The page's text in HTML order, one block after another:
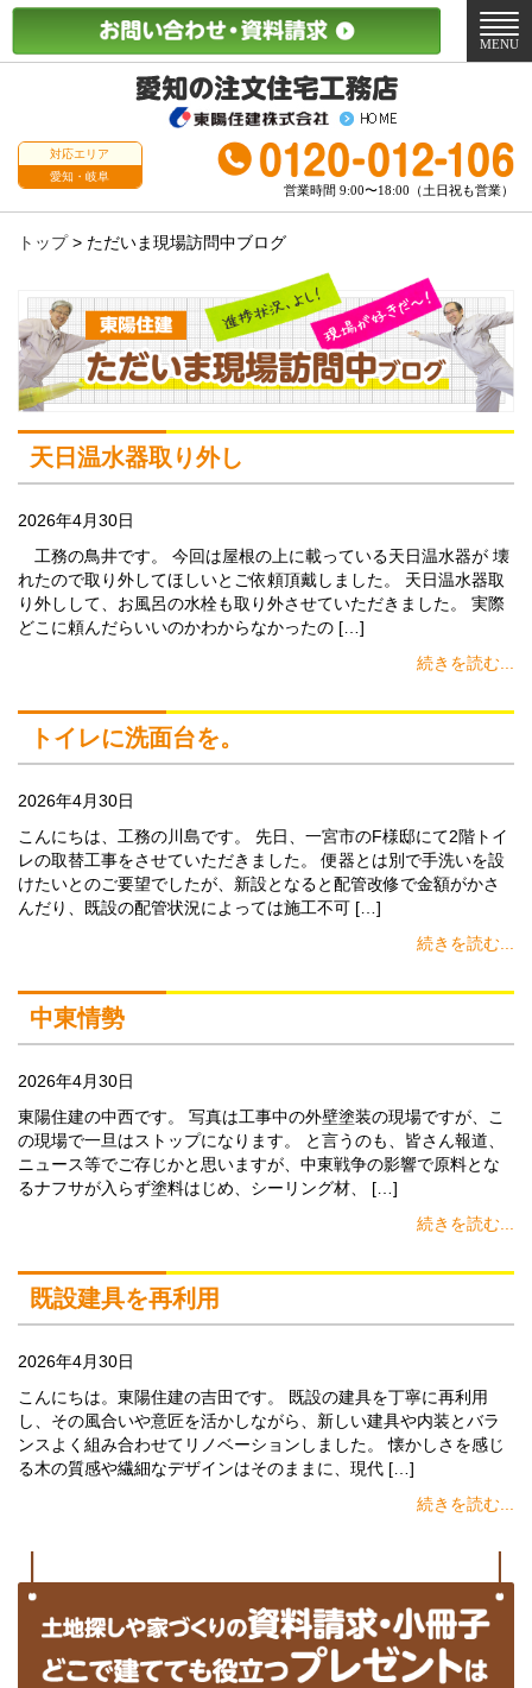
対応エリア
愛知・岐阜
営業時間 9:00〜18:00（土日祝も営業）
メ
ニ
MENU
トップ> ただいま現場訪問中ブログ
天日温水器取り外し
2026年4月30日
工務の鳥井です。 今回は屋根の上に載っている天日温水器が 壊
れたので取り外してほしいとご依頼頂戴しました。 天日温水器取
り外しして、お風呂の水栓も取り外させていただきました。 実際
どこに頼んだらいいのかわからなかったの […]
続きを読む...
トイレに洗面台を。
2026年4月30日
こんにちは、工務の川島です。 先日、一宮市のF様邸にて2階トイ
レの取替工事をさせていただきました。 便器とは別で手洗いを設
けたいとのご要望でしたが、新設となると配管改修で金額がかさ
んだり、既設の配管状況によっては施工不可 […]
続きを読む...
中東情勢
2026年4月30日
東陽住建の中西です。 写真は工事中の外壁塗装の現場ですが、こ
の現場で一旦はストップになります。 と言うのも、皆さん報道、
ニュース等でご存じかと思いますが、中東戦争の影響で原料とな
るナフサが入らず塗料はじめ、シーリング材、 […]
続きを読む...
既設建具を再利用
2026年4月30日
こんにちは。東陽住建の吉田です。 既設の建具を丁寧に再利用
し、その風合いや意匠を活かしながら、新しい建具や内装とバラ
ンスよく組み合わせてリノベーションしました。 懐かしさを感じ
る木の質感や繊細なデザインはそのままに、現代 […]
続きを読む...